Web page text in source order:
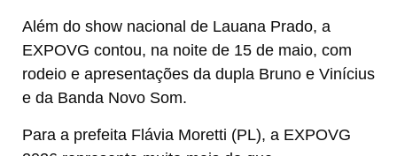
Além do show nacional de Lauana Prado, a
EXPOVG contou, na noite de 15 de maio, com
rodeio e apresentações da dupla Bruno e Vinícius
e da Banda Novo Som.
Para a prefeita Flávia Moretti (PL), a EXPOVG